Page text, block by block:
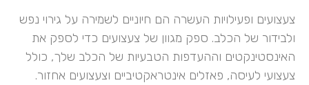
צעצועים ופעילויות העשרה הם חיוניים לשמירה על גירוי נפש
ולבידור של הכלב. ספק מגוון של צעצועים כדי לספק את
האינסטינקטים וההעדפות הטבעיות של הכלב שלך, כולל
צעצועי לעיסה, פאזלים אינטראקטיביים וצעצועים אחזור.